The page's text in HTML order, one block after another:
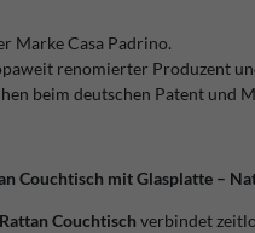
Marke Casa Padrino.
renomierter Produzent
beim deutschen Patent und
Couchtisch mit Glasplatte –
Couchtisch verbindet